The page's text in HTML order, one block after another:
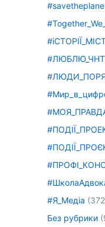
#Я_Медіа
Без рубрики